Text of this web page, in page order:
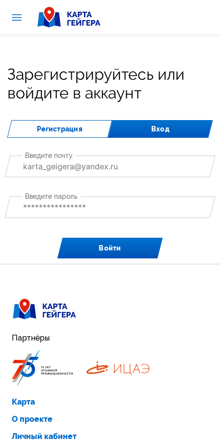
Зарегистрируйтесь или
войдите в аккаунт
Регистрация Вход
Введите почту
Введите пароль
Войти
Карта
О проекте
Личный кабинет
Партнёры